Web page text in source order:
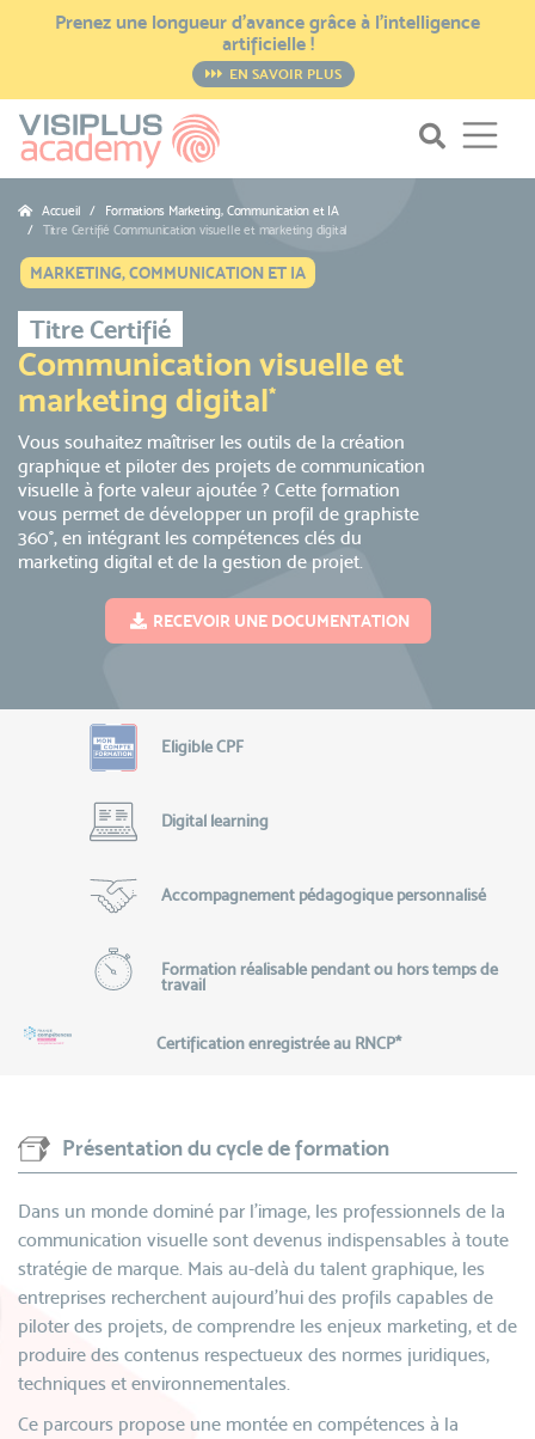
Prenez une longueur d’avance grâce à l’intelligence
artificielle !
EN SAVOIR PLUS
Accueil
Formations Marketing, Communication et IA
Titre Certifié Communication visuelle et marketing digital
MARKETING, COMMUNICATION ET IA
Titre Certifié
Communication visuelle et
marketing digital*
Vous souhaitez maîtriser les outils de la création
graphique et piloter des projets de communication
visuelle à forte valeur ajoutée ? Cette formation
vous permet de développer un profil de graphiste
360°, en intégrant les compétences clés du
marketing digital et de la gestion de projet.
RECEVOIR UNE DOCUMENTATION
Eligible CPF
Digital learning
Accompagnement pédagogique personnalisé
Formation réalisable pendant ou hors temps de
travail
Certification enregistrée au RNCP*
Présentation du cycle de formation
Dans un monde dominé par l’image, les professionnels de la
communication visuelle sont devenus indispensables à toute
stratégie de marque. Mais au-delà du talent graphique, les
entreprises recherchent aujourd’hui des profils capables de
piloter des projets, de comprendre les enjeux marketing, et de
produire des contenus respectueux des normes juridiques,
techniques et environnementales.
Ce parcours propose une montée en compétences à la